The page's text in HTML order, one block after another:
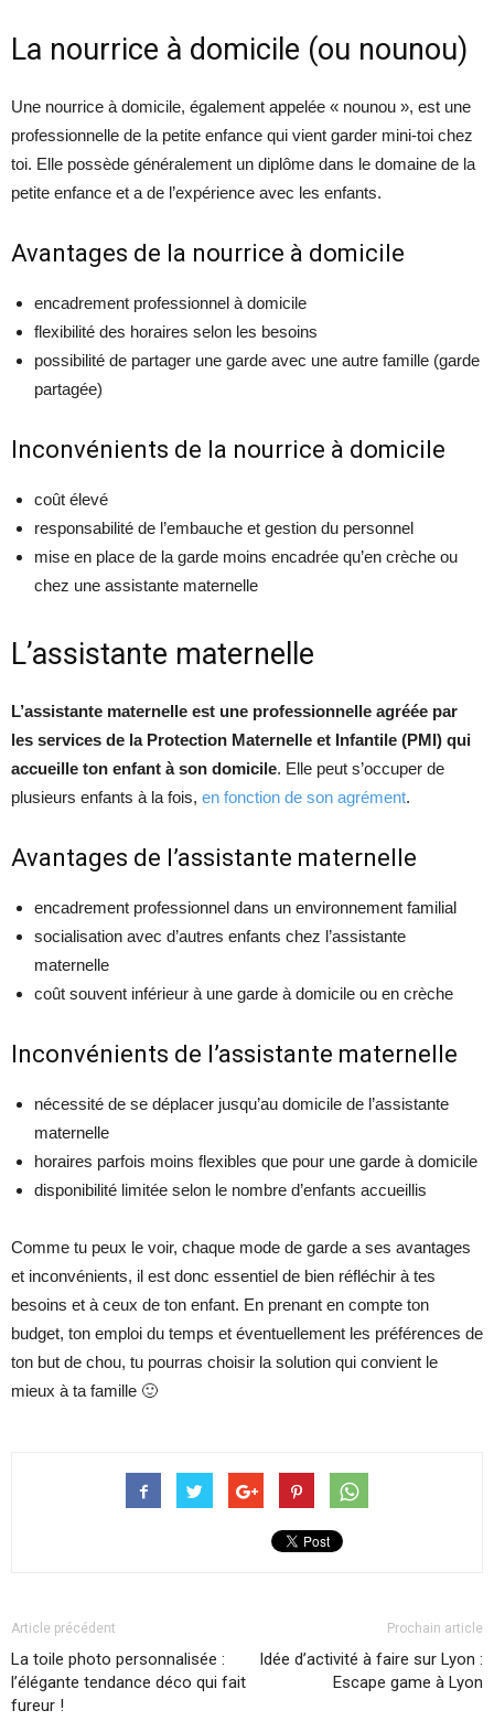
La nourrice à domicile (ou nounou)
Une nourrice à domicile, également appelée « nounou », est une
professionnelle de la petite enfance qui vient garder mini-toi chez
toi. Elle possède généralement un diplôme dans le domaine de la
petite enfance et a de l’expérience avec les enfants.
Avantages de la nourrice à domicile
encadrement professionnel à domicile
flexibilité des horaires selon les besoins
possibilité de partager une garde avec une autre famille (garde
partagée)
Inconvénients de la nourrice à domicile
coût élevé
responsabilité de l’embauche et gestion du personnel
mise en place de la garde moins encadrée qu’en crèche ou
chez une assistante maternelle
L’assistante maternelle
L’assistante maternelle est une professionnelle agréée par
les services de la Protection Maternelle et Infantile (PMI) qui
accueille ton enfant à son domicile. Elle peut s’occuper de
plusieurs enfants à la fois, en fonction de son agrément.
Avantages de l’assistante maternelle
encadrement professionnel dans un environnement familial
socialisation avec d’autres enfants chez l’assistante
maternelle
coût souvent inférieur à une garde à domicile ou en crèche
Inconvénients de l’assistante maternelle
nécessité de se déplacer jusqu’au domicile de l’assistante
maternelle
horaires parfois moins flexibles que pour une garde à domicile
disponibilité limitée selon le nombre d’enfants accueillis
Comme tu peux le voir, chaque mode de garde a ses avantages
et inconvénients, il est donc essentiel de bien réfléchir à tes
besoins et à ceux de ton enfant. En prenant en compte ton
budget, ton emploi du temps et éventuellement les préférences de
ton but de chou, tu pourras choisir la solution qui convient le
mieux à ta famille 🙂
Article précédent
La toile photo personnalisée :
l’élégante tendance déco qui fait
fureur !
Prochain article
Idée d’activité à faire sur Lyon :
Escape game à Lyon